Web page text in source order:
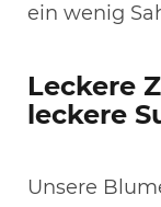
ein wenig
Leckere
leckere
Unsere